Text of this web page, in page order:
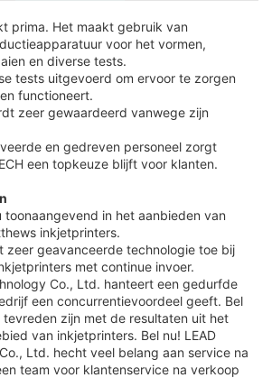
prima. Het maakt gebruik van
voor het vormen,
en diverse tests.
tests uitgevoerd om ervoor te zorgen
functioneert.
zeer gewaardeerd vanwege zijn
en gedreven personeel zorgt
een topkeuze blijft voor klanten.
toonaangevend in het aanbieden van
inkjetprinters.
zeer geavanceerde technologie toe bij
met continue invoer.
Co., Ltd. hanteert een gedurfde
een concurrentievoordeel geeft. Bel
tevreden zijn met de resultaten uit het
van inkjetprinters. Bel nu! LEAD
Ltd. hecht veel belang aan service na
team voor klantenservice na verkoop